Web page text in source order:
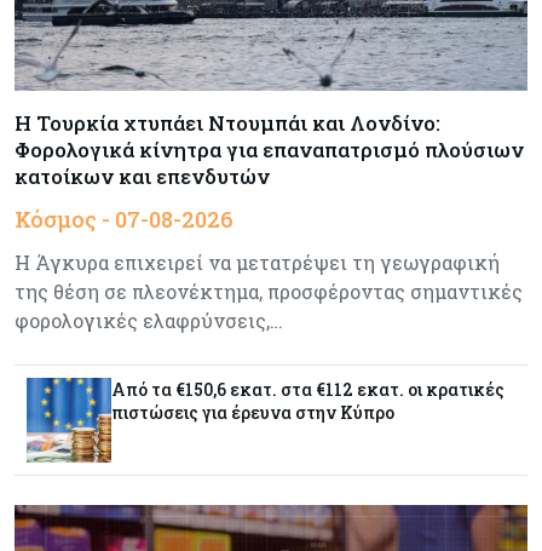
Ενέργεια 07-08-2026
Δαμιανός για GSI: Θετική εξέλιξη η είσοδος της
Meridiam - Σειρά έχει η μελέτη της ΕΤΕπ
Crypto
Γιατί το Bitcoin διχάζει αναλυτές και αγορά
Ελλάδα
Goldman Sachs: Το Brent θα κυμανθεί στα $80-
90/βαρέλι μέχρι να υπάρξουν εξελίξεις στη
Μέση Ανατολή
Η Τουρκία χτυπάει Ντουμπάι και Λονδίνο:
Φορολογικά κίνητρα για επαναπατρισμό πλούσιων
κατοίκων και επενδυτών
Κόσμος - 07-08-2026
Η Άγκυρα επιχειρεί να μετατρέψει τη γεωγραφική
της θέση σε πλεονέκτημα, προσφέροντας σημαντικές
φορολογικές ελαφρύνσεις,…
Από τα €150,6 εκατ. στα €112 εκατ. οι κρατικές
πιστώσεις για έρευνα στην Κύπρο